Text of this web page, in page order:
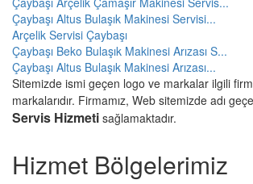
Çaybaşı Altus Bulaşık Makinesi Servisi...
Arçelik Servisi Çaybaşı
Çaybaşı Beko Bulaşık Makinesi Arızası S...
Çaybaşı Altus Bulaşık Makinesi Arızası...
Sitemizde ismi geçen logo ve markalar ilgili
markalarıdır. Firmamız, Web sitemizde adı
Servis Hizmeti sağlamaktadır.
Hizmet Bölgelerimiz